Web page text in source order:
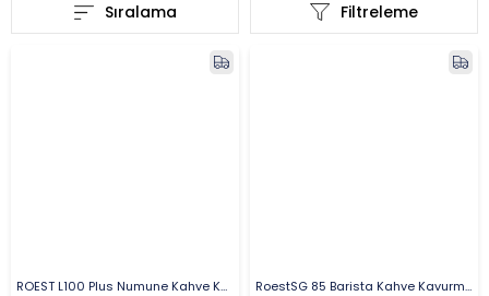
Filtreleme
Sıralama
ROEST L100 Plus Numune Kahve Kavurma Makinesi
RoestSG 85 Barista Kahve Kavurma Makinesi